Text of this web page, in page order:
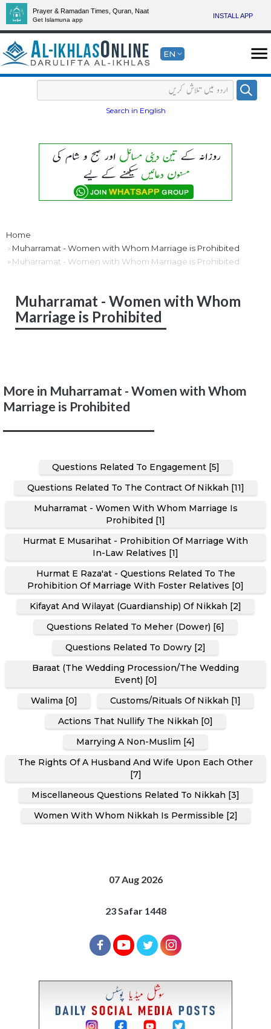
Prayer & Ramadan Times, Quran, Naat
Get Islamuna app
INSTALL APP
EN
Search in English
Home
Muharramat - Women with Whom Marriage is Prohibited
Muharramat - Women with Whom Marriage is Prohibited
Muharramat - Women with Whom
Marriage is Prohibited
More in Muharramat - Women with Whom
Marriage is Prohibited
Questions Related To Engagement [5]
Questions Related To The Contract Of Nikkah [11]
Muharramat - Women With Whom Marriage Is
Prohibited [1]
Hurmat E Musarihat - Prohibition Of Marriage With
In-Law Relatives [1]
Hurmat E Raza'at - Questions Related To The
Prohibition Of Marriage With Foster Relatives [0]
Kifayat And Wilayat (Guardianship) Of Nikkah [2]
Questions Related To Meher (Dower) [6]
Questions Related To Dowry [2]
Baraat (The Wedding Procession/the Wedding
Event) [0]
Walima [0]
Customs/Rituals Of Nikkah [1]
Actions That Nullify The Nikkah [0]
Marrying A Non-Muslim [4]
The Rights Of A Husband And Wife Upon Each Other
[7]
Miscellaneous Questions Related To Nikkah [3]
Women With Whom Nikkah Is Permissible [2]
07 Aug 2026
23 Safar 1448